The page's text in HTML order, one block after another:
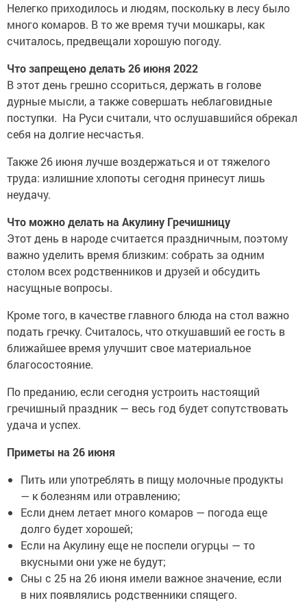
Нелегко приходилось и людям, поскольку в лесу было
много комаров. В то же время тучи мошкары, как
считалось, предвещали хорошую погоду.
Что запрещено делать 26 июня 2022
В этот день грешно ссориться, держать в голове
дурные мысли, а также совершать неблаговидные
поступки. На Руси считали, что ослушавшийся обрекал
себя на долгие несчастья.
Также 26 июня лучше воздержаться и от тяжелого
труда: излишние хлопоты сегодня принесут лишь
неудачу.
Что можно делать на Акулину Гречишницу
Этот день в народе считается праздничным, поэтому
важно уделить время близким: собрать за одним
столом всех родственников и друзей и обсудить
насущные вопросы.
Кроме того, в качестве главного блюда на стол важно
подать гречку. Считалось, что откушавший ее гость в
ближайшее время улучшит свое материальное
благосостояние.
По преданию, если сегодня устроить настоящий
гречишный праздник — весь год будет сопутствовать
удача и успех.
Приметы на 26 июня
Пить или употреблять в пищу молочные продукты
— к болезням или отравлению;
Если днем летает много комаров — погода еще
долго будет хорошей;
Если на Акулину еще не поспели огурцы — то
вкусными они уже не будут;
Сны с 25 на 26 июня имели важное значение, если
в них появлялись родственники спящего.